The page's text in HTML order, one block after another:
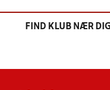
FIND KLUB NÆR